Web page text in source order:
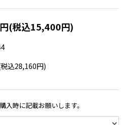
(税込15,400円)
込28,160円)
入時に記載お願いします。